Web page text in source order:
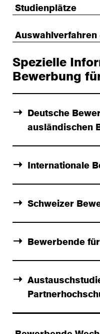
Studienplätze
Auswahlverfahren
Spezielle
Bewerbung
Deutsche
ausländischen
Internationale
Schweizer
Bewerbende